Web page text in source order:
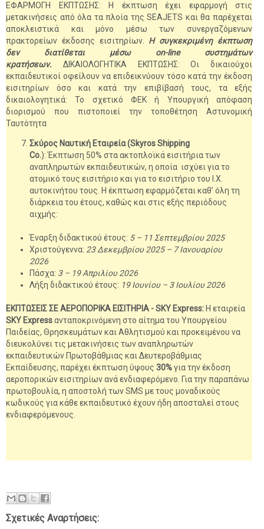
ΕΦΑΡΜΟΓΗ ΕΚΠΤΩΣΗΣ: Η έκπτωση έχει εφαρμογή στις
μετακινήσεις από όλα τα πλοία της SEAJETS και θα παρέχεται
αποκλειστικά και μόνο μέσω των συνεργαζόμενων
πρακτορείων έκδοσης εισιτηρίων. Η συγκεκριμένη έκπτωση
δεν διατίθεται μέσω on-line συστημάτων
κρατήσεων. ΔΙΚΑΙΟΛΟΓΗΤΙΚΑ ΕΚΠΤΩΣΗΣ: Οι δικαιούχοι
εκπαιδευτικοί οφείλουν να επιδεικνύουν τόσο κατά την έκδοση
εισιτηρίων όσο και κατά την επιβίβασή τους, τα εξής
δικαιολογητικά: Το σχετικό ΦΕΚ ή Υπουργική απόφαση
διορισμού που πιστοποιεί την τοποθέτηση Αστυνομική
Ταυτότητα
Σκύρος Ναυτική Εταιρεία (Skyros Shipping
Co.): Έκπτωση 50% στα ακτοπλοϊκά εισιτήρια των
αναπληρωτών εκπαιδευτικών, η οποία ισχύει για το
ατομικό τους εισιτήριο και για το εισιτήριο του Ι.Χ.
αυτοκινήτου τους. Η έκπτωση εφαρμόζεται καθ’ όλη τη
διάρκεια του έτους, καθώς και στις εξής περιόδους
αιχμής:
Έναρξη διδακτικού έτους: 5 – 11 Σεπτεμβρίου 2025
Χριστούγεννα: 23 Δεκεμβρίου 2025 – 7 Ιανουαρίου
2026
Πάσχα: 3 – 19 Απριλίου 2026
Λήξη διδακτικού έτους: 19 Ιουνίου – 3 Ιουλίου 2026
ΕΚΠΤΩΣΕΙΣ ΣΕ ΑΕΡΟΠΟΡΙΚΑ ΕΙΣΙΤΗΡΙΑ - SKY Express: H εταιρεία
SKY Expressανταποκρινόμενη στο αίτημα του Υπουργείου
Παιδείας, Θρησκευμάτων και Αθλητισμού και προκειμένου να
διευκολύνει τις μετακινήσεις των αναπληρωτών
εκπαιδευτικών Πρωτοβάθμιας και Δευτεροβάθμιας
Εκπαίδευσης, παρέχει έκπτωση ύψους 30%για την έκδοση
αεροπορικών εισιτηρίων ανά ενδιαφερόμενο. Για την παραπάνω
πρωτοβουλία, η αποστολή των SMS με τους μοναδικούς
κωδικούς για κάθε εκπαιδευτικό έχουν ήδη αποσταλεί στους
ενδιαφερόμενους.
Σχετικές Αναρτήσεις: